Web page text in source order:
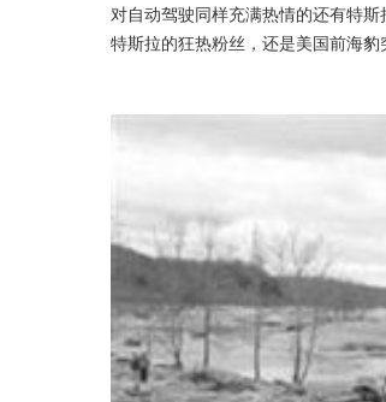
对自动驾驶同样充满热情的还有特
特斯拉的狂热粉丝，还是美国前海豹